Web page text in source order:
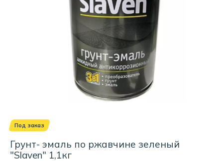
Под заказ
Грунт- эмаль по ржавчине зеленый
"Slaven" 1,1кг